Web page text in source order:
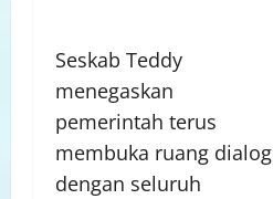
Seskab Teddy
menegaskan
pemerintah terus
membuka ruang dialog
dengan seluruh